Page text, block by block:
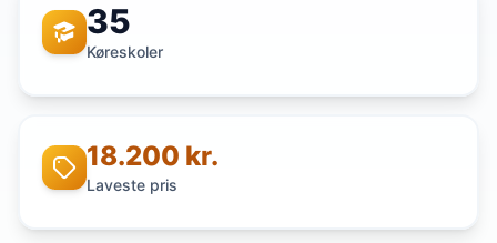
35
Køreskoler
18.200 kr.
Laveste pris